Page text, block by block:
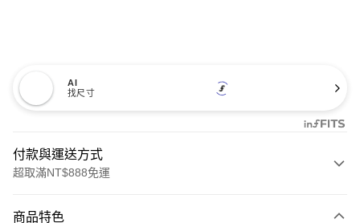
AI
找尺寸
付款與運送方式
超取滿NT$888免運
商品特色